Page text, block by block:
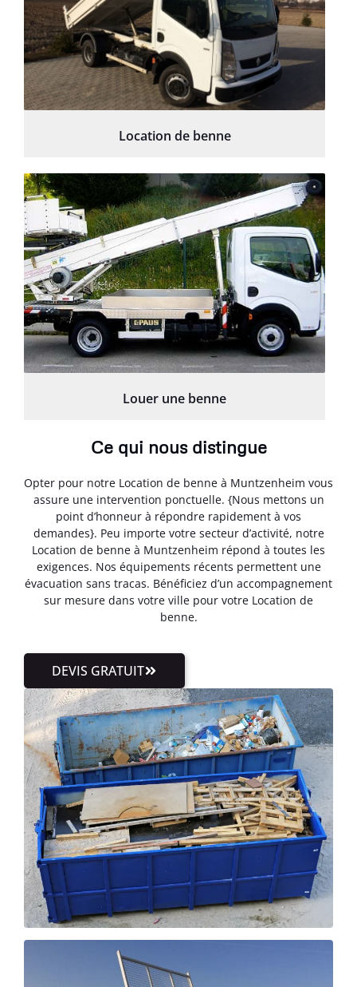
Location de benne
Louer une benne
Ce qui nous distingue
Opter pour notre Location de benne à Muntzenheim vous
assure une intervention ponctuelle. {Nous mettons un
point d’honneur à répondre rapidement à vos
demandes}. Peu importe votre secteur d’activité, notre
Location de benne à Muntzenheim répond à toutes les
exigences. Nos équipements récents permettent une
évacuation sans tracas. Bénéficiez d’un accompagnement
sur mesure dans votre ville pour votre Location de
benne.
DEVIS GRATUIT